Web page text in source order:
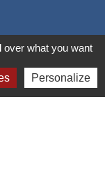
over what you want
Personalize